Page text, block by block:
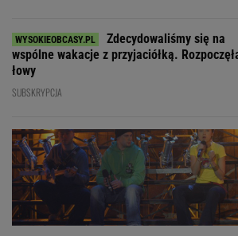
Zdecydowaliśmy się na
wspólne wakacje z przyjaciółką.
łowy
SUBSKRYPCJA